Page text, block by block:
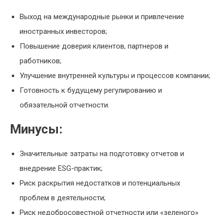
Выход на международные рынки и привлечение
иностранных инвесторов;
Повышение доверия клиентов, партнеров и
работников;
Улучшение внутренней культуры и процессов компании;
Готовность к будущему регулированию и
обязательной отчетности.
Минусы:
Значительные затраты на подготовку отчетов и
внедрение ESG-практик;
Риск раскрытия недостатков и потенциальных
проблем в деятельности;
Риск недобросовестной отчетности или «зеленого»